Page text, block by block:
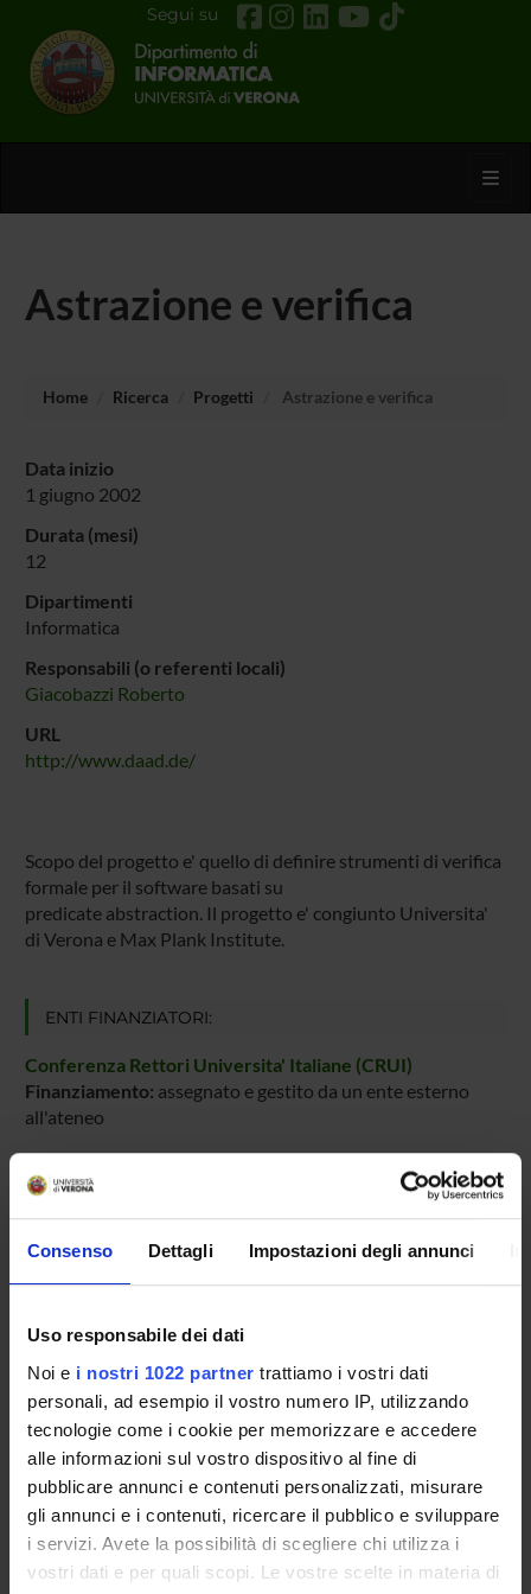
Consenso Dettagli Impostazioni degli annunci
Uso responsabile dei dati
Noi e i nostri 1022 partner trattiamo i vostri dati
personali, ad esempio il vostro numero IP, utilizzando
tecnologie come i cookie per memorizzare e accedere
alle informazioni sul vostro dispositivo al fine di
pubblicare annunci e contenuti personalizzati, misurare
gli annunci e i contenuti, ricercare il pubblico e sviluppare
i servizi. Avete la possibilità di scegliere chi utilizza i
vostri dati e per quali scopi. Le vostre scelte in materia di
Segui su
Astrazione e verifica
Home Ricerca Progetti Astrazione e verifica
Data inizio
1 giugno 2002
Durata (mesi)
12
Dipartimenti
Informatica
Responsabili (o referenti locali)
Giacobazzi Roberto
URL
http://www.daad.de/
Scopo del progetto e' quello di definire strumenti di verifica
formale per il software basati su
predicate abstraction. Il progetto e' congiunto Universita'
di Verona e Max Plank Institute.
ENTI FINANZIATORI:
Conferenza Rettori Universita' Italiane (CRUI)
Finanziamento: assegnato e gestito da un ente esterno
all'ateneo
PARTECIPANTI AL PROGETTO
Professore ordinario
Isabella Mastroeni
Professore associato
AREE DI RICERCA